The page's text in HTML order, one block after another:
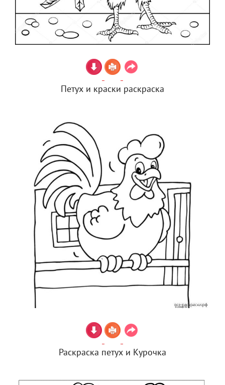
Петух и краски раскраска
Раскраска петух и Курочка